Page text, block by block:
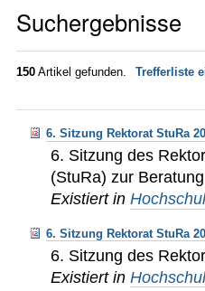
Suchergebnisse
150 Artikel gefunden.
Trefferliste
6. Sitzung Rektorat StuRa
6. Sitzung des
(StuRa) zur
Existiert in
6. Sitzung Rektorat StuRa
6. Sitzung des
Existiert in